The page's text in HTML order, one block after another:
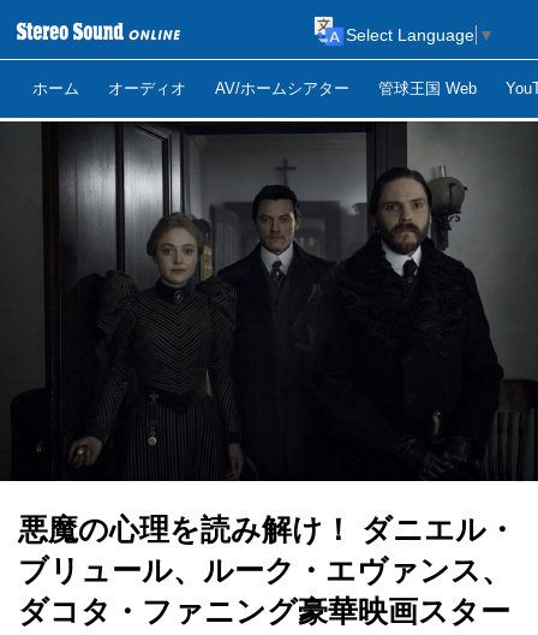
ホーム オーディオ AV/ホームシアター 管球王国 Web
Select Language ▼
悪魔の心理を読み解け！ ダニエル・
ブリュール、ルーク・エヴァンス、
ダコタ・ファニング豪華映画スター